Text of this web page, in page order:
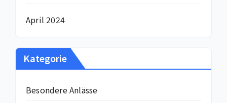
April 2024
Kategorie
Besondere Anlässe